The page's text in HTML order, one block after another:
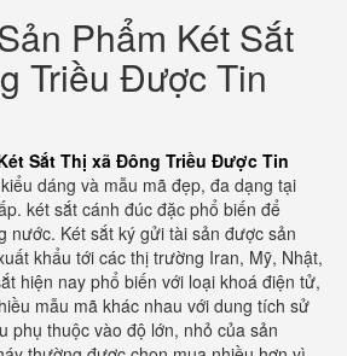
Phẩm Két Sắt
Triều Được Tin
Sắt Thị xã Đông Triều Được Tin
dáng và mẫu mã đẹp, đa dạng tại
két sắt cánh đúc đặc phổ biến để
nước. Két sắt ký gửi tài sản được sản
khẩu tới các thị trường Iran, Mỹ, Nhật,
hiện nay phổ biến với loại khoá điện tử,
mẫu mã khác nhau với dung tích sử
phụ thuộc vào độ lớn, nhỏ của sản